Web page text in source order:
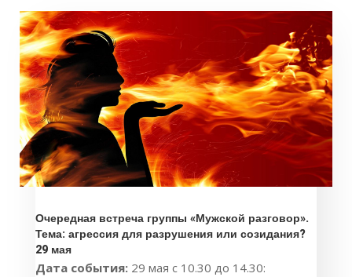
Очередная встреча группы «Мужской разговор».
Тема: агрессия для разрушения или созидания?
29 мая
Дата события: 29 мая с 10.30 до 14.30: